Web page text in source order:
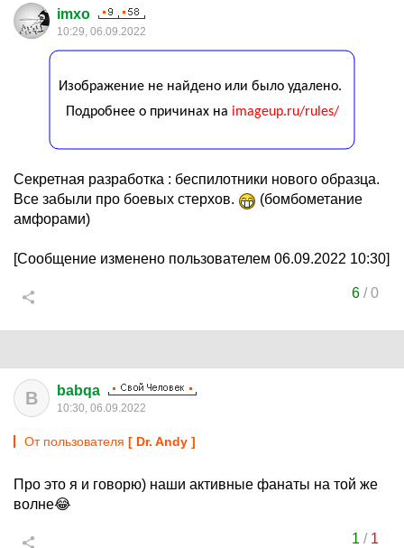
imxo
10:29, 06.09.2022
Секретная разработка : беспилотники нового образца.
Все забыли про боевых стерхов.
(бомбометание
амфорами)
[Сообщение изменено пользователем 06.09.2022 10:30]
6/0
B babqa
10:30, 06.09.2022
От пользователя [ Dr. Andy ]
Про это я и говорю) наши активные фанаты на той же
волне😂
1 / 1